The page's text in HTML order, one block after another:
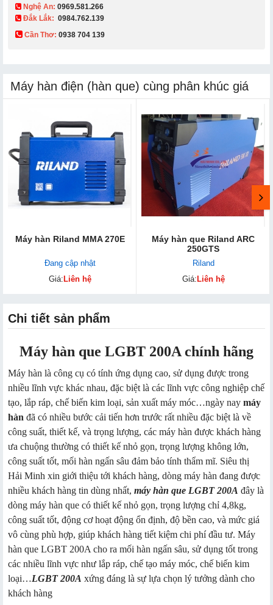
Nghệ An: 0969.581.266
Đắk Lắk: 0984.762.139
Cần Thơ: 0938 704 139​
Máy hàn điện (hàn que) cùng phân khúc giá
Máy hàn Riland MMA 270E
Đang cập nhật
Giá: Liên hệ
Máy hàn que Riland ARC
250GTS
Riland
Giá: Liên hệ
Chi tiết sản phẩm
Máy hàn que LGBT 200A chính hãng
Máy hàn là công cụ có tính ứng dụng cao, sử dụng được trong
nhiều lĩnh vực khác nhau, đặc biệt là các lĩnh vực công nghiệp chế
tạo, lắp ráp, chế biến kim loại, sản xuất máy móc…ngày nay máy
hàn đã có nhiều bước cải tiến hơn trước rất nhiều đặc biệt là về
công suất, thiết kế, và trọng lượng, các máy hàn được khách hàng
ưa chuộng thường có thiết kế nhỏ gọn, trọng lượng không lớn,
công suất tốt, mối hàn ngấn sâu đảm bảo tính thẩm mĩ. Siêu thị
Hải Minh xin giới thiệu tới khách hàng, dòng máy hàn đang được
nhiều khách hàng tin dùng nhất, máy hàn que LGBT 200A đây là
dòng máy hàn que có thiết kế nhỏ gọn, trọng lượng chỉ 4,8kg,
công suất tốt, động cơ hoạt động ổn định, độ bền cao, và mức giá
vô cùng phù hợp, giúp khách hàng tiết kiệm chi phí đầu tư. Máy
hàn que LGBT 200A cho ra mối hàn ngấn sâu, sử dụng tốt trong
các nhiều lĩnh vực như lắp ráp, chế tạo máy móc, chế biến kim
loại…LGBT 200A xứng đáng là sự lựa chọn lý tưởng dành cho
khách hàng